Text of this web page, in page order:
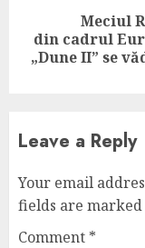
Next
post:
Meciul
din cadrul
„Dune II” se
Leave a Reply
Your email
fields are marked
Comment *